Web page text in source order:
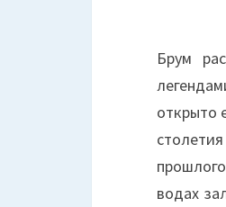
Брум
открыто
водах